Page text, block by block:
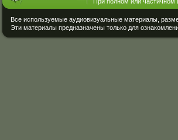
Все используемые аудиовизуальные материалы,
Эти материалы предназначены только для